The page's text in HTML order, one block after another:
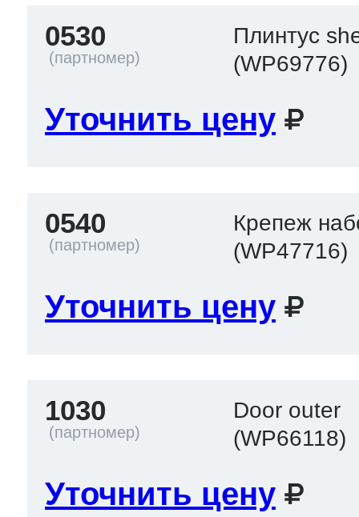
0530
Плинтус
(WP69776)
Уточнить цену
0540
Крепеж
(WP47716)
Уточнить цену
1030
Door outer
(WP66118)
Уточнить цену